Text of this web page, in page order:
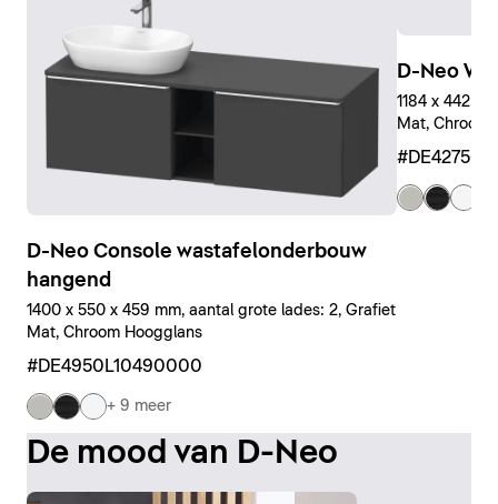
D-Neo Console wastafelonderbouw
hangend
1400 x 550 x 459 mm, aantal grote lades: 2, Grafiet
Mat, Chroom Hoogglans
#DE4950L10490000
+ 9 meer
D-Neo
1184 x 442 x
Mat, Chroom
De mood van D-Neo